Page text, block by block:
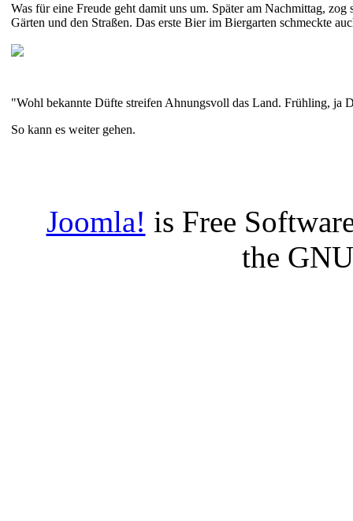
Was für eine Freude geht damit uns um. Später am Nachmittag,
Gärten und den Straßen. Das erste Bier im Biergarten schmeckte
"Wohl bekannte Düfte streifen Ahnungsvoll das Land. Frühling, ja
So kann es weiter gehen.
Joomla! is Free
the